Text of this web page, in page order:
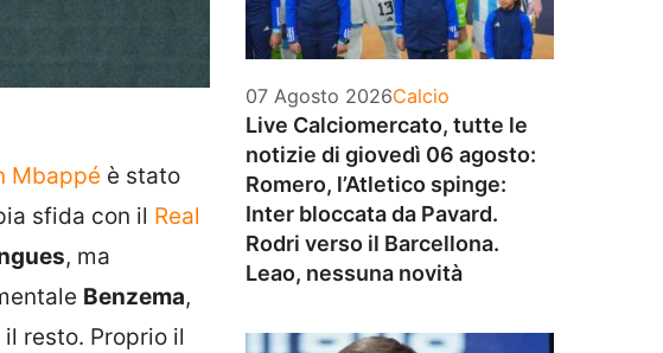
Mbappé è stato
sfida con il Real
, ma
Benzema,
resto. Proprio il
07 Agosto 2026Categorie
Calcio
Live Calciomercato, tutte le
notizie di giovedì 06 agosto:
Romero, l’Atletico spinge:
Inter bloccata da Pavard.
Rodri verso il Barcellona.
Leao, nessuna novità